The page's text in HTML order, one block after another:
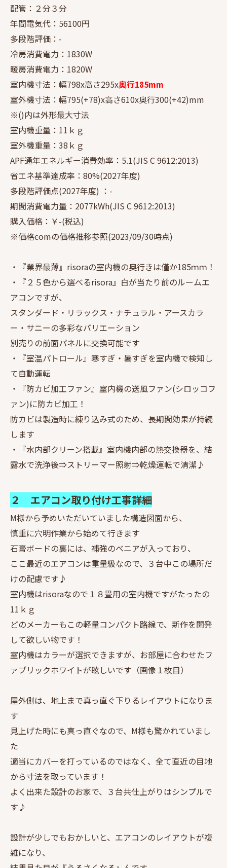
配管：２分３分
年間電気代：56100円
多段階評価：-
冷房消費電力：1830W
暖房消費電力：1820W
室内機寸法：幅798x高さ295x奥行185mm
室外機寸法：幅795(+78)x高さ610x奥行300(+42)mm
※()内は外形最大寸法
室内機重量：11ｋｇ
室外機重量：38ｋｇ
APF通年エネルギー消費効率：5.1(JIS C 9612:2013)
省エネ基準達成率：80%(2027年度)
多段階評価点(2027年度) ：-
期間消費電力量：2077kWh(JIS C 9612:2013)
購入価格：￥-(税込)
※価格comの価格推移参照(2023/09/30時点)
・『業界最薄』risoraの室内機の奥行きは僅か185ｍｍ！
・『２５色から選べるrisora』白が当たり前のルームエ
アコンですが、
スタンダード・リラックス・ナチュラル・アースカラ
ー・サニーの多彩なバリエーション
別売りの前面パネルに交換可能です
・『室温パトロール』寒すぎ・暑すぎを室内機で検知し
て自動運転
・『防カビ加工ファン』室内機の送風ファン(シロッコフ
ァン)に防カビ加工！
防カビは製造時に練り込み式のため、長期間効果が持続
します
・『水内部クリーン搭載』室内機内部の熱交換器を、結
露水で洗浄後⇒ストリーマー照射⇒乾燥運転で清潔♪
２ エアコン取り付け工事詳細
M様から予めいただいていました構造図面から、
慎重に穴明作業から始めて行きます
石膏ボードの裏には、補強のべニアが入っており、
ここ最近のエアコンは重量級なので、３台中この場所だ
けの配慮です♪
室内機はrisoraなので１８畳用の室内機ですがたったの
11ｋｇ
どのメーカーもこの軽量コンパクト路線で、新作を開発
して欲しい物です！
室内機はカラーが選択できますが、お部屋に合わせたフ
ァブリックホワイトが眩しいです（画像１枚目）
屋外側は、地上まで真っ直ぐ下りるレイアウトになりま
す
見上げた時にも真っ直ぐなので、M様も驚かれていまし
た
適当にカバーを打っているのではなく、全て直近の目地
から寸法を取っています！
よく出来た設計のお家で、３台共仕上がりはシンプルで
す♪
設計が少しでもおかしいと、エアコンのレイアウトが複
雑になり、